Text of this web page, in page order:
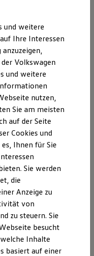
und Updates
ID.
und weitere
Ihre Interessen
Volkswagen
und weitere
nutzen,
Sie am meisten
auf der Seite
Cookies und
Ihnen für Sie
Sie werden
die
Anzeige zu
von
zu steuern. Sie
besucht
Inhalte
basiert auf einer